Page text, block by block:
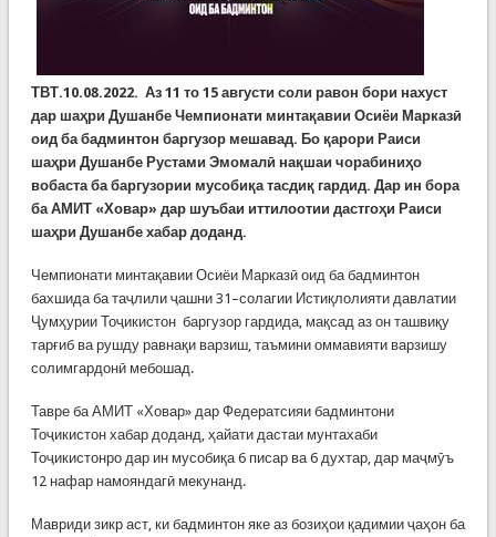
ТВТ.10.08.2022. Аз 11 то 15 августи соли равон бори нахуст
дар шаҳри Душанбе Чемпионати минтақавии Осиёи Марказӣ
оид ба бадминтон баргузор мешавад. Бо қарори Раиси
шаҳри Душанбе Рустами Эмомалӣ нақшаи чорабиниҳо
вобаста ба баргузории мусобиқа тасдиқ гардид. Дар ин бора
ба АМИТ «Ховар» дар шуъбаи иттилоотии дастгоҳи Раиси
шаҳри Душанбе хабар доданд.
Чемпионати минтақавии Осиёи Марказӣ оид ба бадминтон
бахшида ба таҷлили ҷашни 31–солагии Истиқлолияти давлатии
Ҷумҳурии Тоҷикистон баргузор гардида, мақсад аз он ташвиқу
тарғиб ва рушду равнақи варзиш, таъмини оммавияти варзишу
солимгардонӣ мебошад.
Тавре ба АМИТ «Ховар» дар Федератсияи бадминтони
Тоҷикистон хабар доданд, ҳайати дастаи мунтахаби
Тоҷикистонро дар ин мусобиқа 6 писар ва 6 духтар, дар маҷмӯъ
12 нафар намояндагӣ мекунанд.
Мавриди зикр аст, ки бадминтон яке аз бозиҳои қадимии ҷаҳон ба